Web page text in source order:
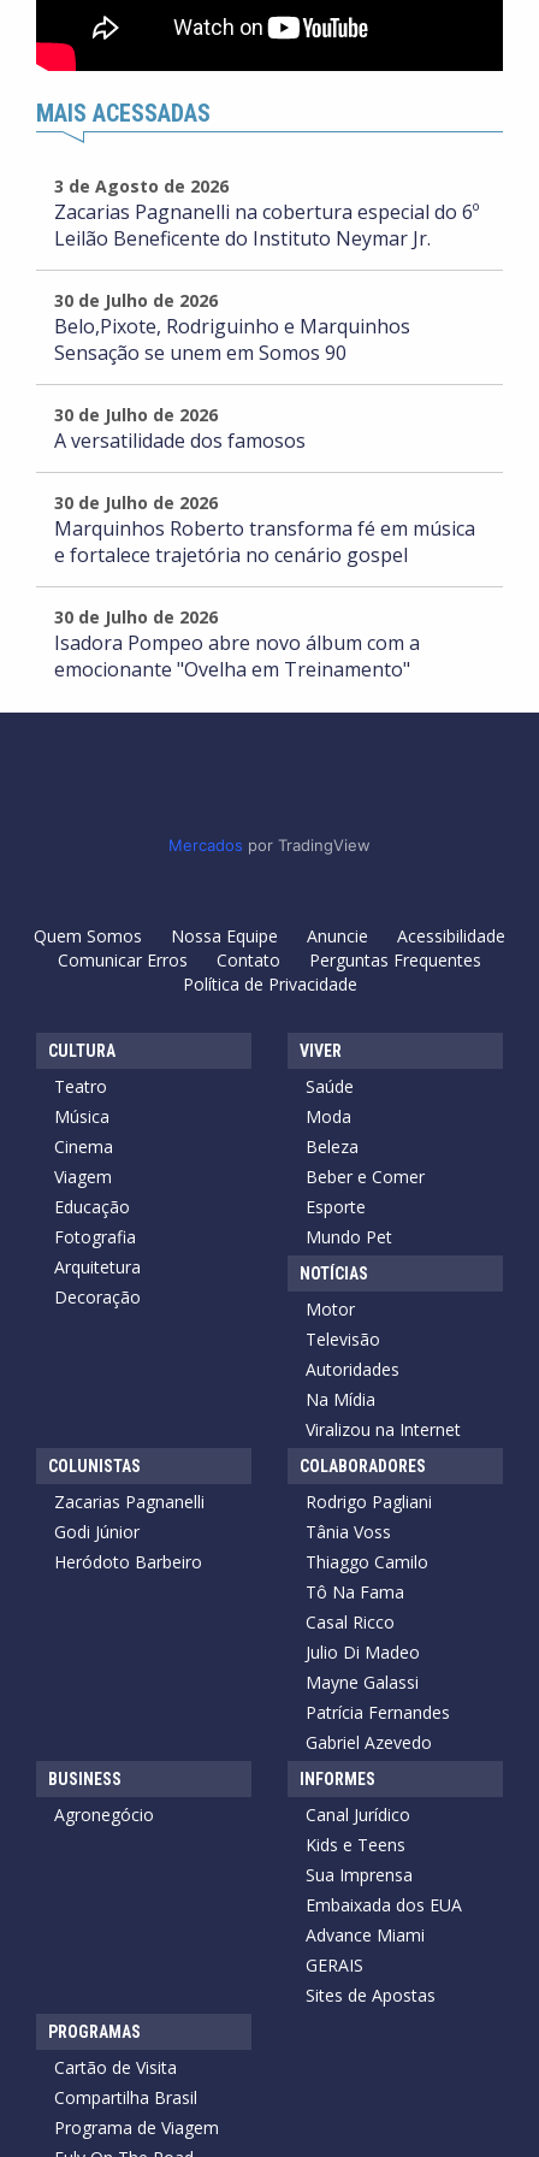
MAIS ACESSADAS
3 de Agosto de 2026
Zacarias Pagnanelli na cobertura especial do 6º
Leilão Beneficente do Instituto Neymar Jr.
30 de Julho de 2026
Belo,Pixote, Rodriguinho e Marquinhos
Sensação se unem em Somos 90
30 de Julho de 2026
A versatilidade dos famosos
30 de Julho de 2026
Marquinhos Roberto transforma fé em música
e fortalece trajetória no cenário gospel
30 de Julho de 2026
Isadora Pompeo abre novo álbum com a
emocionante "Ovelha em Treinamento"
Mercados por TradingView
Quem Somos Nossa Equipe Anuncie
Acessibilidade
Comunicar Erros
Contato
Perguntas Frequentes
Política de Privacidade
CULTURA
Teatro
Música
Cinema
Viagem
Educação
Fotografia
Arquitetura
Decoração
VIVER
Saúde
Moda
Beleza
Beber e Comer
Esporte
Mundo Pet
NOTÍCIAS
Motor
Televisão
Autoridades
Na Mídia
Viralizou na Internet
COLUNISTAS
Zacarias Pagnanelli
Godi Júnior
Heródoto Barbeiro
COLABORADORES
Rodrigo Pagliani
Tânia Voss
Thiaggo Camilo
Tô Na Fama
Casal Ricco
Julio Di Madeo
Mayne Galassi
Patrícia Fernandes
Gabriel Azevedo
BUSINESS
Agronegócio
INFORMES
Canal Jurídico
Kids e Teens
Sua Imprensa
Embaixada dos EUA
Advance Miami
GERAIS
Sites de Apostas
PROGRAMAS
Cartão de Visita
Compartilha Brasil
Programa de Viagem